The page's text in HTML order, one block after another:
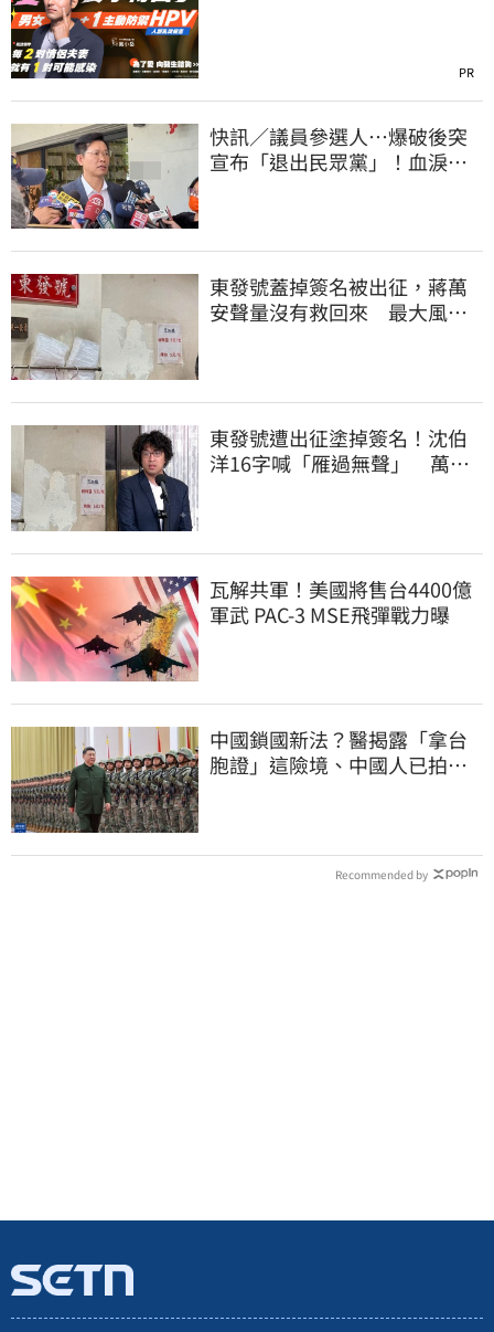
PR
快訊／議員參選人…爆破後突
宣布「退出民眾黨」！血淚全
東發號蓋掉簽名被出征，蔣萬
安聲量沒有救回來 最大風險
東發號遭出征塗掉簽名！沈伯
洋16字喊「雁過無聲」 萬人
瓦解共軍！美國將售台4400億
軍武 PAC-3 MSE飛彈戰力曝
中國鎖國新法？醫揭露「拿台
胞證」這險境、中國人已拍很
Recommended by